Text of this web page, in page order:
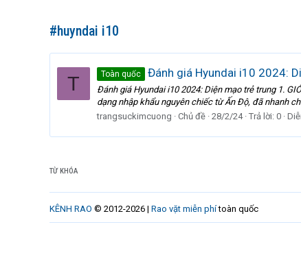
#huyndai i10
T Toàn quốc Đánh giá Hyundai i10 2024:
Đánh giá Hyundai i10 2024: Diện mạo trẻ trung 1.
dạng nhập khẩu nguyên chiếc từ Ấn Độ, đã nhanh
trangsuckimcuong
Chủ đề 28/2/24 Trả lời: 0
TỪ KHÓA
KÊNH RAO © 2012-2026 | Rao vặt miễn phítoàn quốc